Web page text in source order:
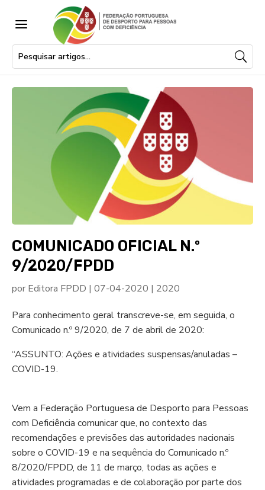
a
COMUNICADO OFICIAL N.º
9/2020/FPDD
por Editora FPDD | 07-04-2020 | 2020
Para conhecimento geral transcreve-se, em seguida, o
Comunicado n.º 9/2020, de 7 de abril de 2020:
“ASSUNTO: Ações e atividades suspensas/anuladas –
COVID-19.
Vem a Federação Portuguesa de Desporto para Pessoas
com Deficiência comunicar que, no contexto das
recomendações e previsões das autoridades nacionais
sobre o COVID-19 e na sequência do Comunicado n.º
8/2020/FPDD, de 11 de março, todas as ações e
atividades programadas e de colaboração por parte dos